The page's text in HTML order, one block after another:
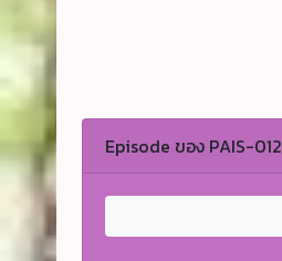
Episode ของ PAIS-012